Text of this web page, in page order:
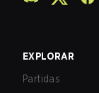
EXPLORAR
Partidas